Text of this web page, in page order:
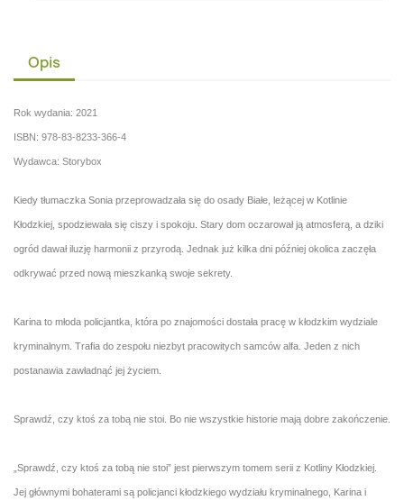
Opis
Rok wydania: 2021
ISBN: 978-83-8233-366-4
Wydawca: Storybox
Kiedy tłumaczka Sonia przeprowadzała się do osady Białe, leżącej w Kotlinie
Kłodzkiej, spodziewała się ciszy i spokoju. Stary dom oczarował ją atmosferą, a dziki
ogród dawał iluzję harmonii z przyrodą. Jednak już kilka dni później okolica zaczęła
odkrywać przed nową mieszkanką swoje sekrety.
Karina to młoda policjantka, która po znajomości dostała pracę w kłodzkim wydziale
kryminalnym. Trafia do zespołu niezbyt pracowitych samców alfa. Jeden z nich
postanawia zawładnąć jej życiem.
Sprawdź, czy ktoś za tobą nie stoi. Bo nie wszystkie historie mają dobre zakończenie.
„Sprawdź, czy ktoś za tobą nie stoi” jest pierwszym tomem serii z Kotliny Kłodzkiej.
Jej głównymi bohaterami są policjanci kłodzkiego wydziału kryminalnego, Karina i